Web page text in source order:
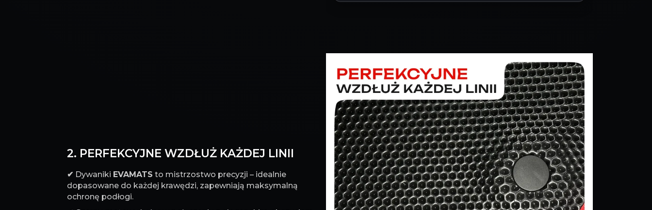
2. PERFEKCYJNE WZDŁUŻ KAŻDEJ LINII
✔ Dywaniki EVAMATS to mistrzostwo precyzji – idealnie
dopasowane do każdej krawędzi, zapewniają maksymalną
ochronę podłogi.